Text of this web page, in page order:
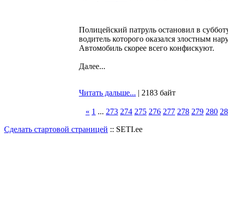
Полицейский патруль остановил в
водитель которого оказался злостным
Автомобиль скорее всего конфискуют.
Далее...
Читать дальше... | 2183 байт
« 1 ... 273 274 275 276 277 278 279 280
Сделать стартовой страницей :: SETI.ee